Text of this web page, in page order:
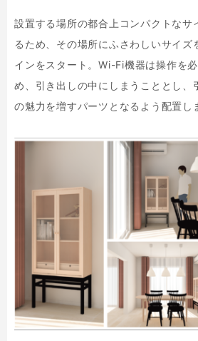
設置する場所の都合上コンパクトなサ
るため、その場所にふさわしいサイズ
インをスタート。Wi-Fi機器は操作を
め、引き出しの中にしまうこととし、
の魅力を増すパーツとなるよう配置し